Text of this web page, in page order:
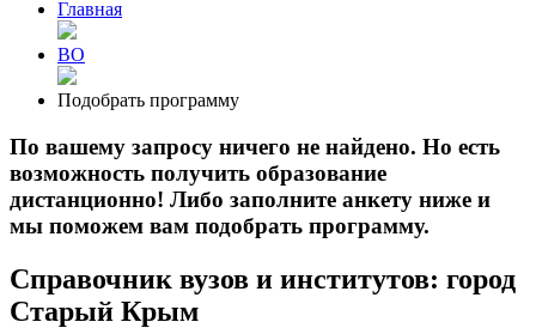
Главная
ВО
Подобрать программу
По вашему запросу ничего не найдено. Но есть
возможность получить образование
дистанционно! Либо заполните анкету ниже и
мы поможем вам подобрать программу.
Справочник вузов и институтов: город
Старый Крым